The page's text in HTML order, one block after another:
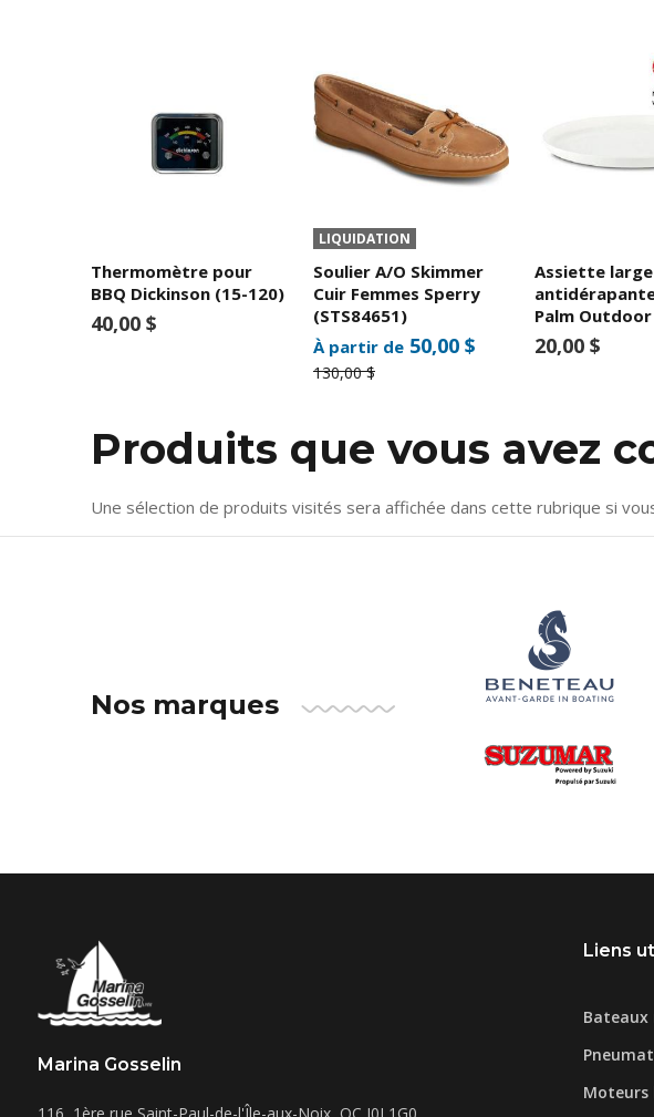
Thermomètre pour
BBQ Dickinson (15-120)
40,00 $
LIQUIDATION
Soulier A/O Skimmer
Cuir Femmes Sperry
(STS84651)
À partir de 50,00 $
130,00 $
Assiette large
Palm Outdoor
20,00 $
Produits que vous avez
Une sélection de produits visités sera affichée dans cette rubrique si
Nos marques
Marina Gosselin
Liens
Bateaux
Moteurs